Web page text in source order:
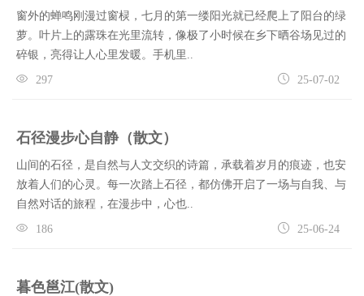
窗外的蝉鸣刚漫过窗棂，七月的第一缕阳光就已经爬上了阳台的绿
萝。叶片上的露珠在光里流转，像极了小时候在乡下晒谷场见过的
碎银，亮得让人心里发暖。手机里..
297 25-07-02
石径漫步心自静（散文）
山间的石径，是自然与人文交织的诗篇，承载着岁月的痕迹，也安
放着人们的心灵。每一次踏上石径，都仿佛开启了一场与自我、与
自然对话的旅程，在漫步中，心也..
186 25-06-24
暮色邕江(散文)